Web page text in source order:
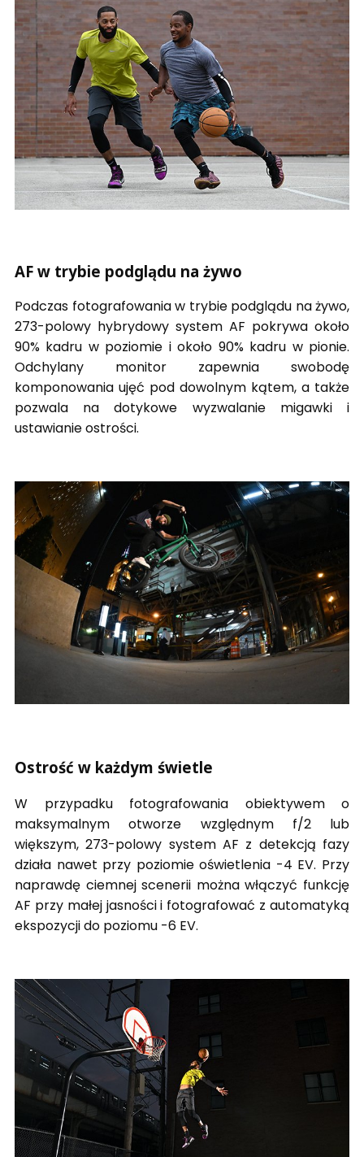
AF w trybie podglądu na żywo
Podczas fotografowania w trybie podglądu na żywo,
273-polowy hybrydowy system AF pokrywa około
90% kadru w poziomie i około 90% kadru w pionie.
Odchylany monitor zapewnia swobodę
komponowania ujęć pod dowolnym kątem, a także
pozwala na dotykowe wyzwalanie migawki i
ustawianie ostrości.
Ostrość w każdym świetle
W przypadku fotografowania obiektywem o
maksymalnym otworze względnym f/2 lub
większym, 273-polowy system AF z detekcją fazy
działa nawet przy poziomie oświetlenia -4 EV. Przy
naprawdę ciemnej scenerii można włączyć funkcję
AF przy małej jasności i fotografować z automatyką
ekspozycji do poziomu -6 EV.